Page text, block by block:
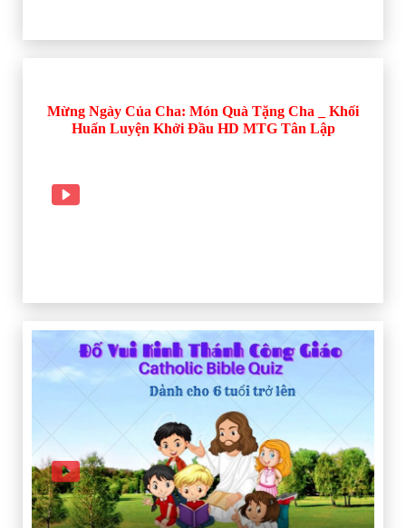
Mừng Ngày Của Cha: Món Quà Tặng Cha _ Khối
Huấn Luyện Khởi Đầu HD MTG Tân Lập